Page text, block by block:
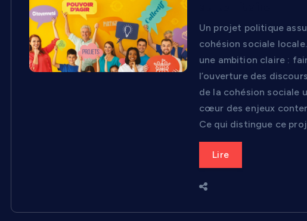
Un projet politique
cohésion sociale
une ambition claire :
l’ouverture des
de la cohésion sociale
cœur des enjeux
Ce qui distingue ce
Lire